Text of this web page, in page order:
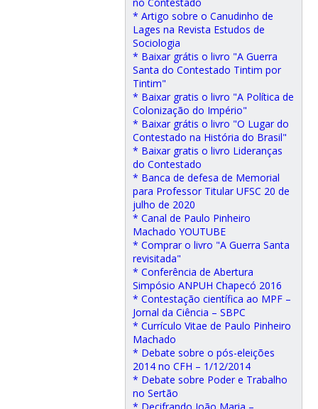
* Artigo sobre o Canudinho de
Lages na Revista Estudos de
Sociologia
* Baixar grátis o livro "A Guerra
Santa do Contestado Tintim por
Tintim"
* Baixar gratis o livro "A Política de
Colonização do Império"
* Baixar grátis o livro "O Lugar do
Contestado na História do Brasil"
* Baixar gratis o livro Lideranças
do Contestado
* Banca de defesa de Memorial
para Professor Titular UFSC 20 de
julho de 2020
* Canal de Paulo Pinheiro
Machado YOUTUBE
* Comprar o livro "A Guerra Santa
revisitada"
* Conferência de Abertura
Simpósio ANPUH Chapecó 2016
* Contestação científica ao MPF –
Jornal da Ciência – SBPC
* Currículo Vitae de Paulo Pinheiro
Machado
* Debate sobre o pós-eleições
2014 no CFH – 1/12/2014
* Debate sobre Poder e Trabalho
no Sertão